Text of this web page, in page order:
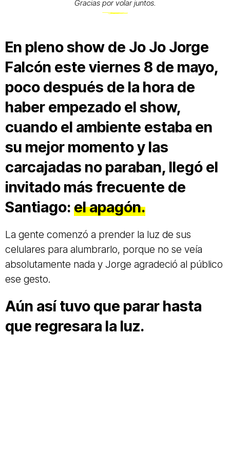
Gracias por volar juntos.
En pleno show de Jo Jo Jorge
Falcón este viernes 8 de mayo,
poco después de la hora de
haber empezado el show,
cuando el ambiente estaba en
su mejor momento y las
carcajadas no paraban, llegó el
invitado más frecuente de
Santiago: el apagón.
La gente comenzó a prender la luz de sus
celulares para alumbrarlo, porque no se veía
absolutamente nada y Jorge agradeció al público
ese gesto.
Aún así tuvo que parar hasta
que regresara la luz.